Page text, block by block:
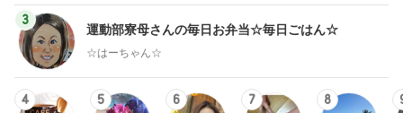
3
運動部寮母さんの毎日お弁当☆毎日ごはん☆
☆はーちゃん☆
4 5 6 7 8